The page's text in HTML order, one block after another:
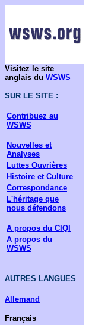
Visitez le site
anglais du WSWS
SUR LE SITE :
Contribuez au
WSWS
Nouvelles et
Analyses
Luttes Ouvrières
Histoire et Culture
Correspondance
L'héritage que
nous défendons
A propos du CIQI
A propos du
WSWS
AUTRES LANGUES
Allemand
Français